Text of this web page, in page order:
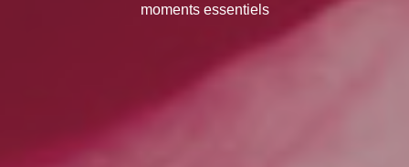
moments essentiels